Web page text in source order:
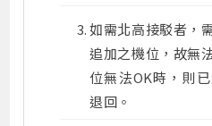
如需北高接駁者，
追加之機位，故無
位無法OK時，則
退回。